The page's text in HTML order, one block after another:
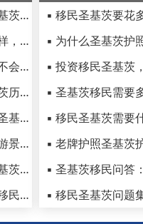
▪ 移民圣基茨好不好，感受圣基茨真实移民体验
▪ 圣基茨当地的真实生活怎么样，会不会感觉很孤单无聊
▪ 圣基茨的官方语言是什么？不会英语在圣基茨怎么生活
▪ 圣基茨移民生活指南：圣基茨历史文化习俗全解读
▪ 在圣基茨生活的华人多吗？圣基茨的治安是不是很乱？
▪ 推荐圣基茨和尼维斯七个旅游景点，错过了必后悔！
▪ 圣基茨的天气状况如何？圣基茨和尼维斯旅游的最佳时间
▪ 圣基茨移民适合哪些人呢，移民圣基茨华人真实生活